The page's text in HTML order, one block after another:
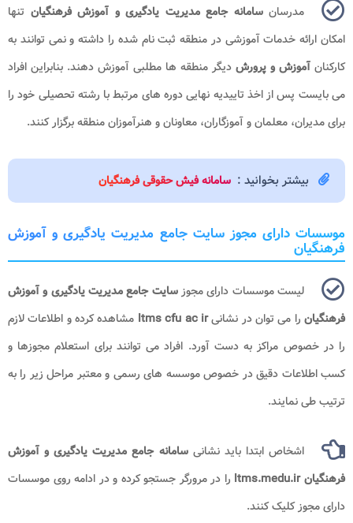
مدرسانسامانه جامع مدیریت یادگیری و آموزش فرهنگیان تنها
امکان ارائه خدمات آموزشی در منطقه ثبت نام شده را داشته و نمی توانند به
کارکنان آموزش و پرورش دیگر منطقه ها مطلبی آموزش دهند. بنابراین افراد
می بایست پس از اخذ تاییدیه نهایی دوره های مرتبط با رشته تحصیلی خود را
برای مدیران، معلمان و آموزگاران، معاونان و هنرآموزان منطقه برگزار کنند.
بیشتر بخوانید : سامانه فیش حقوقی فرهنگیان
موسسات دارای مجوز سایت جامع مدیریت یادگیری و آموزش
فرهنگیان
لیست موسسات دارای مجوزسایت جامع مدیریت یادگیری و آموزش
فرهنگیانرا می توان در نشانیltms cfu ac ir​ مشاهده کرده و اطلاعات لازم
را در خصوص مراکز به دست آورد. افراد می توانند برای استعلام مجوزها و
کسب اطلاعات دقیق در خصوص موسسه های رسمی و معتبر مراحل زیر را به
ترتیب طی نمایند.
اشخاص ابتدا باید نشانیسامانه جامع مدیریت یادگیری و آموزش
فرهنگیان ltms.medu.ir
را در مرورگر جستجو کرده و در ادامه روی موسسات
دارای مجوز کلیک کنند.